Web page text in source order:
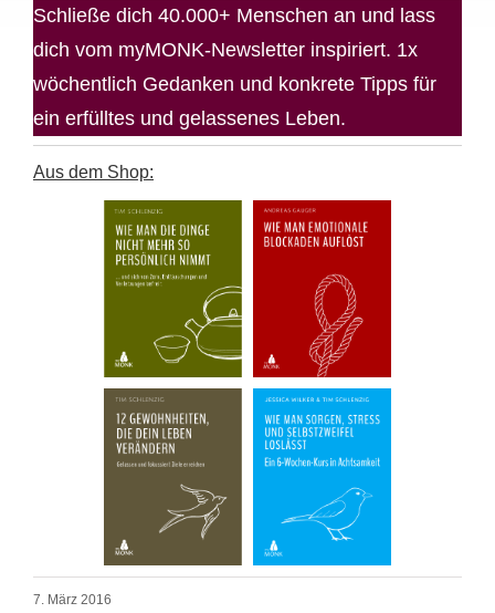
Schließe dich 40.000+ Menschen an und lass
dich vom myMONK-Newsletter inspiriert. 1x
wöchentlich Gedanken und konkrete Tipps für
ein erfülltes und gelassenes Leben.
Aus dem Shop:
7. März 2016